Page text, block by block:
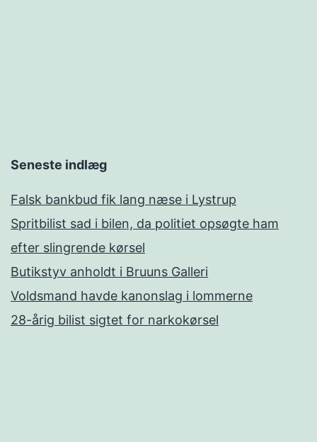
Seneste indlæg
Falsk bankbud fik lang næse i Lystrup
Spritbilist sad i bilen, da politiet opsøgte ham
efter slingrende kørsel
Butikstyv anholdt i Bruuns Galleri
Voldsmand havde kanonslag i lommerne
28-årig bilist sigtet for narkokørsel